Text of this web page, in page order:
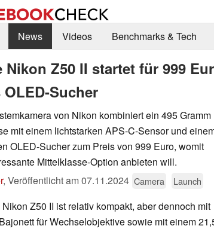
News Videos Benchmarks & Tech
Nikon Z50 II startet für 999
OLED-Sucher
von Nikon kombiniert ein 495 Gramm
mit einem lichtstarken APS-C-Sensor und
OLED-Sucher zum Preis von 999 Euro, womit
Mittelklasse-Option anbieten will.
, Veröffentlicht am07.11.2024 Camera Launch
Z50 II ist relativ kompakt, aber dennoch mit
für Wechselobjektive sowie mit einem